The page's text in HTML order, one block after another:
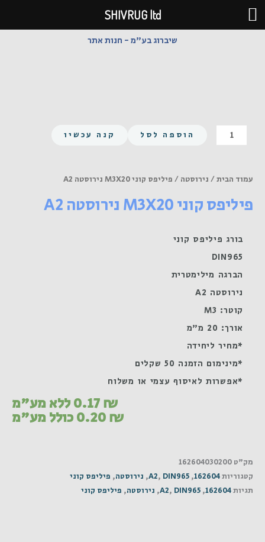
דילוג
לתוכן
שיברוג בע"מ - חנות אתר
כמות
של
נירוסטה
הוספה לסל קנה עכשיו
עמוד הבית/ נירוסטה / פיליפס קוני M3X20 נירוסטה A2
פיליפס קוני M3X20 נירוסטה A2
בורג פיליפס קוני
DIN965
הברגה מילימטרית
נירוסטה A2
קוטר: M3
אורך: 20 מ"מ
*מחיר ליחידה
*מינימום הזמנה 50 שקלים
*אפשרות לאיסוף עצמי או משלוח
0.17₪ ללא מע"מ
0.20₪ כולל מע"מ
מק"ט 162604030200
קטגוריות162604
,
A2, DIN965
, נירוסטה, פיליפס קוני
תגיות162604
,
A2, DIN965
, נירוסטה, פיליפס קוני
SHIVRUG ltd